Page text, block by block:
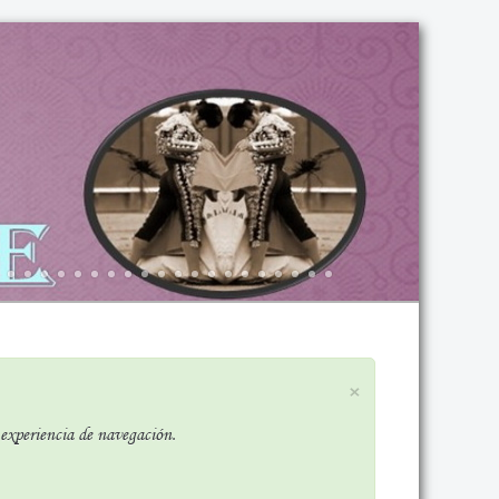
×
de navegación.